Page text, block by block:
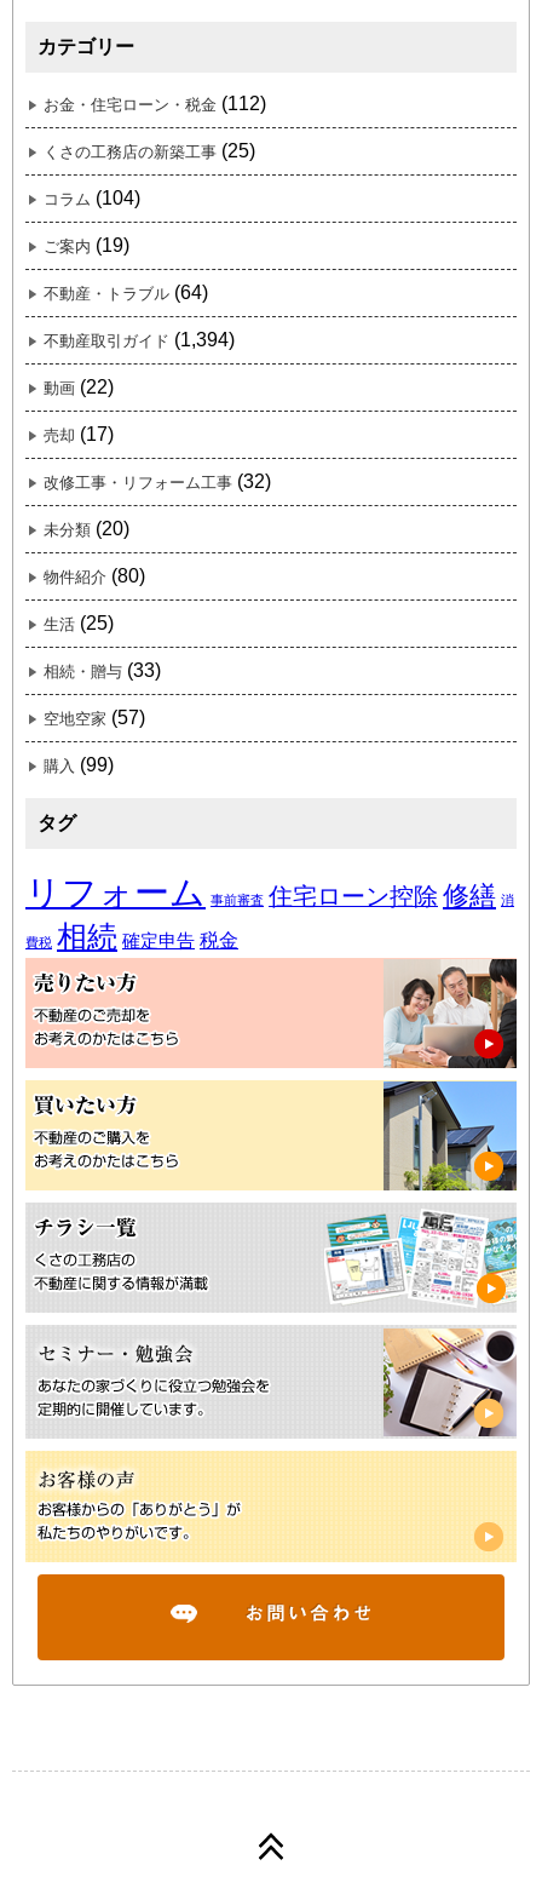
カテゴリー
お金・住宅ローン・税金 (112)
くさの工務店の新築工事 (25)
コラム (104)
ご案内 (19)
不動産・トラブル (64)
不動産取引ガイド (1,394)
動画 (22)
売却 (17)
改修工事・リフォーム工事 (32)
未分類 (20)
物件紹介 (80)
生活 (25)
相続・贈与 (33)
空地空家 (57)
購入 (99)
タグ
リフォーム 事前審査 住宅ローン控除 修繕 消
費税 相続 確定申告 税金